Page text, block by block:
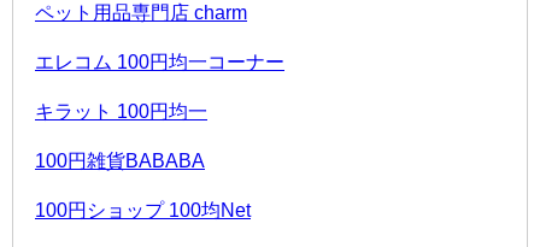
ペット用品専門店 charm
エレコム 100円均一コーナー
キラット 100円均一
100円雑貨BABABA
100円ショップ 100均Net